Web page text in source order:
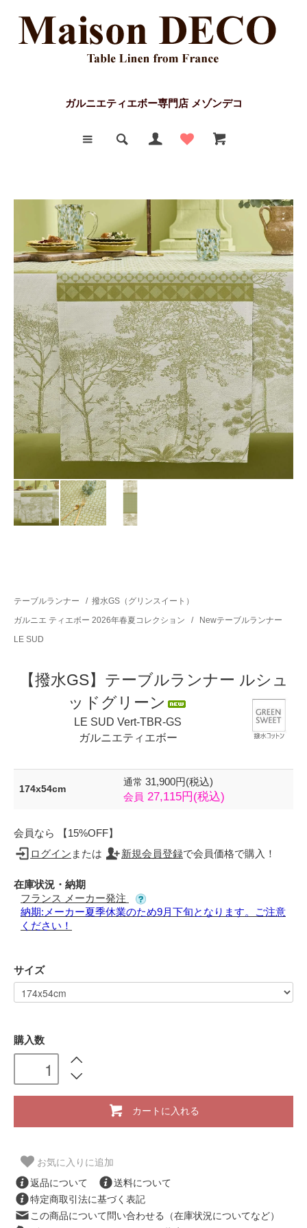
ガルニエティエボー専門店 メゾンデコ
テーブルランナー / 撥水GS（グリンスイート）
ガルニエ ティエボー 2026年春夏コレクション
/
Newテーブルランナー
LE SUD
【撥水GS】テーブルランナー ルシュ
ッドグリーン
LE SUD Vert-TBR-GS
ガルニエティエボー
174x54cm
通常 31,900円(税込)
会員 27,115円(税込)
会員なら 【15%OFF】
ログイン または 新規会員登録で会員価格で購入！
在庫状況・納期
フランス メーカー発注
納期:メーカー夏季休業のため9月下旬となります。ご注意
ください！
サイズ
購入数
カートに入れる
お気に入りに追加
返品について
送料について
特定商取引法に基づく表記
この商品について問い合わせる（在庫状況についてなど）